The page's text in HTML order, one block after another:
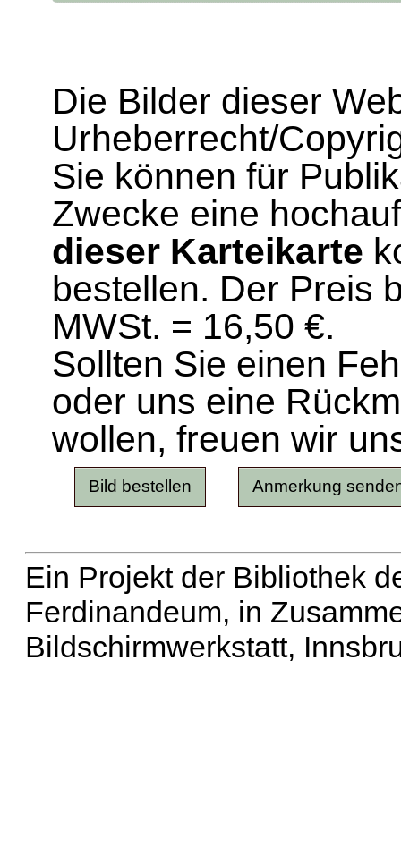
Die Bilder dieser
Urheberrecht/
Sie können für
Zwecke eine
dieser Karteikarte
bestellen. Der Preis
MWSt. = 16,50 €.
Sollten Sie einen
oder uns eine
wollen, freuen wir
Ein Projekt der Bibliothek
Ferdinandeum, in
Bildschirmwerkstatt,